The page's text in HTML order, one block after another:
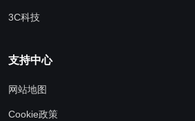
3C科技
支持中心
网站地图
Cookie政策